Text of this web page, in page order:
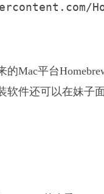
的Mac平台
软件还可以在妹子